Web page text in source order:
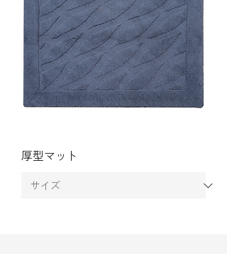
厚型マット